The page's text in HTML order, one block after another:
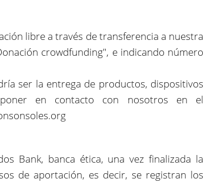
libre a través de transferencia a nuestra
crowdfunding", e indicando número
ser la entrega de productos, dispositivos
en contacto con nosotros en el
Bank, banca ética, una vez finalizada la
de aportación, es decir, se registran los